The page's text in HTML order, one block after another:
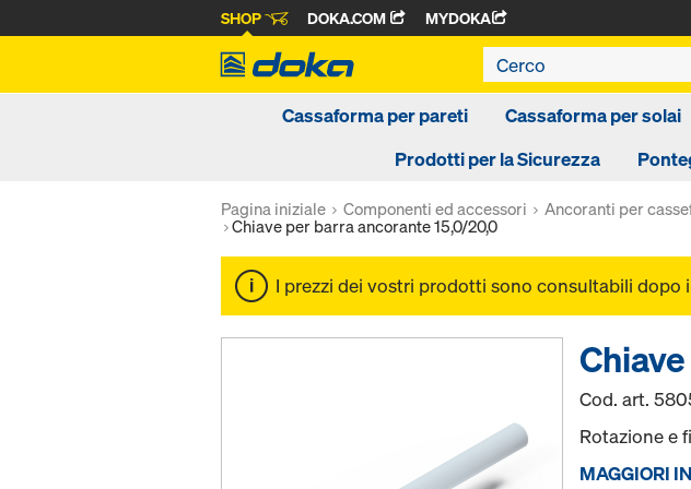
SHOP DOKA.COM MYDOKA
Cassaforma per pareti Cassaforma per solai
Prodotti per la Sicurezza
Pagina iniziale Componenti ed accessori Ancoranti per
Chiave per barra ancorante 15,0/20,0
I prezzi dei vostri prodotti sono consultabili dopo
Cod. art.
Rotazione e
MAGGIORI